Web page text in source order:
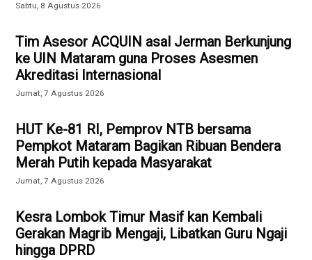
Sabtu, 8 Agustus 2026
Tim Asesor ACQUIN asal Jerman Berkunjung
ke UIN Mataram guna Proses Asesmen
Akreditasi Internasional
Jumat, 7 Agustus 2026
HUT Ke-81 RI, Pemprov NTB bersama
Pempkot Mataram Bagikan Ribuan Bendera
Merah Putih kepada Masyarakat
Jumat, 7 Agustus 2026
Kesra Lombok Timur Masif kan Kembali
Gerakan Magrib Mengaji, Libatkan Guru Ngaji
hingga DPRD